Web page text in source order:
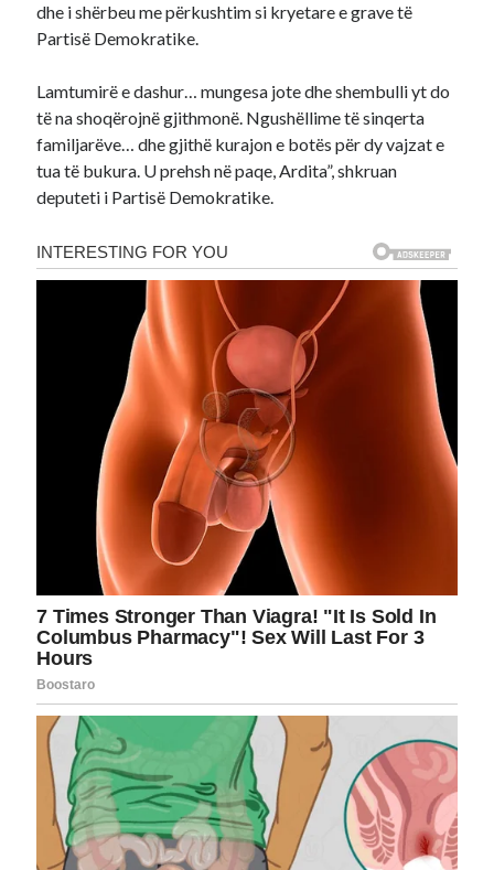
dhe i shërbeu me përkushtim si kryetare e grave të
Partisë Demokratike.
Lamtumirë e dashur… mungesa jote dhe shembulli yt do
të na shoqërojnë gjithmonë. Ngushëllime të sinqerta
familjarëve… dhe gjithë kurajon e botës për dy vajzat e
tua të bukura. U prehsh në paqe, Ardita”, shkruan
deputeti i Partisë Demokratike.